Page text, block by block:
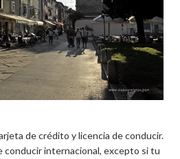
de crédito y licencia de conducir.
conducir internacional, excepto si tu